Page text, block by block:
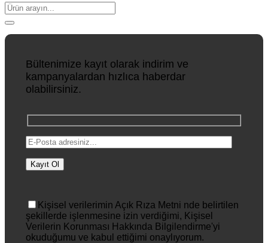
Ara:
Bültenimize kayıt olarak indirim ve
kampanyalardan hızlıca haberdar
olabilirsiniz.
Kişisel verilerimin Açık Rıza Metni nde belirtilen
şekillerde işlenmesine izin verdiğimi, Kişisel
Verilerin Korunması Hakkında Bilgilendirme'yi
okuduğumu ve kabul ettiğimi onaylıyorum.